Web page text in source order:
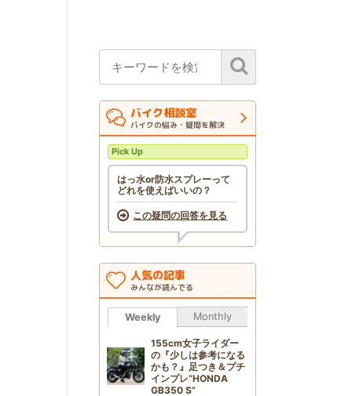
バイク相談室
バイクの悩み・疑問を解決
Pick Up
はっ水or防水スプレーって
どれを使えばいいの？
この疑問の回答を見る
人気の記事
みんなが読んでる
Weekly Monthly
155cm女子ライダー
の『少しは参考になる
かも？』足つき＆プチ
インプレ“HONDA
GB350 S”